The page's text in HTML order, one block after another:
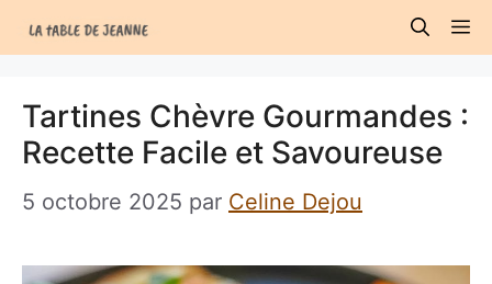
au
Tartines Chèvre Gourmandes :
Recette Facile et Savoureuse
5 octobre 2025 par Celine Dejou